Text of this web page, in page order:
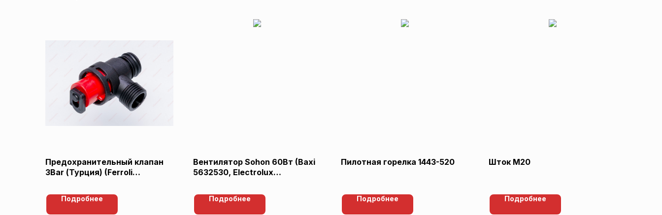
Предохранительный клапан
3Bar (Турция) (Ferroli
39864220, Protherm
0020094650, Sime 6040211)
Подробнее
Вентилятор Sohon 60Вт (Baxi
5632530, Eleсtrolux
8717204226)
Подробнее
Пилотная горелка 1443-520
Подробнее
Шток М20
Подробнее